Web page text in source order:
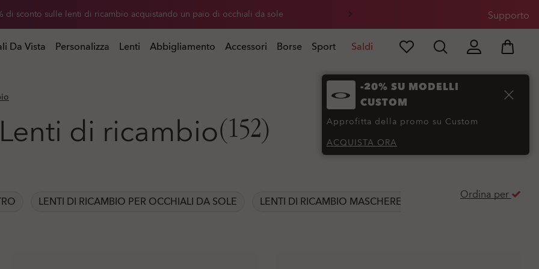
di sconto sulle lenti di ricambio acquistando un paio di occhiali da sole Supporto
Da Vista Personalizza Lenti Abbigliamento Accessori Borse Sport Saldi
-20% SU MODELLI
CUSTOM
Approfitta della promo su Custom
ACQUISTA ORA
Lenti di ricambio(152)
LENTI DI RICAMBIO PER OCCHIALI DA SOLE LENTI DI RICAMBIO MASCHERE
Ordina per